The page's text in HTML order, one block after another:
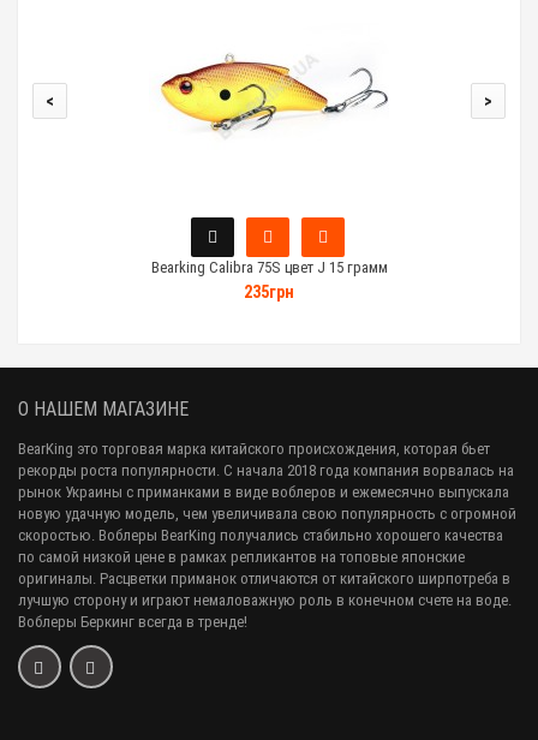
Bearking Calibra 75S цвет J 15 грамм
235грн
< >
О НАШЕМ МАГАЗИНЕ
BearKing это торговая марка китайского происхождения, которая бьет
рекорды роста популярности. С начала 2018 года компания ворвалась на
рынок Украины с приманками в виде воблеров и ежемесячно выпускала
новую удачную модель, чем увеличивала свою популярность с огромной
скоростью. Воблеры BearKing получались стабильно хорошего качества
по самой низкой цене в рамках репликантов на топовые японские
оригиналы. Расцветки приманок отличаются от китайского ширпотреба в
лучшую сторону и играют немаловажную роль в конечном счете на воде.
Воблеры Беркинг всегда в тренде!